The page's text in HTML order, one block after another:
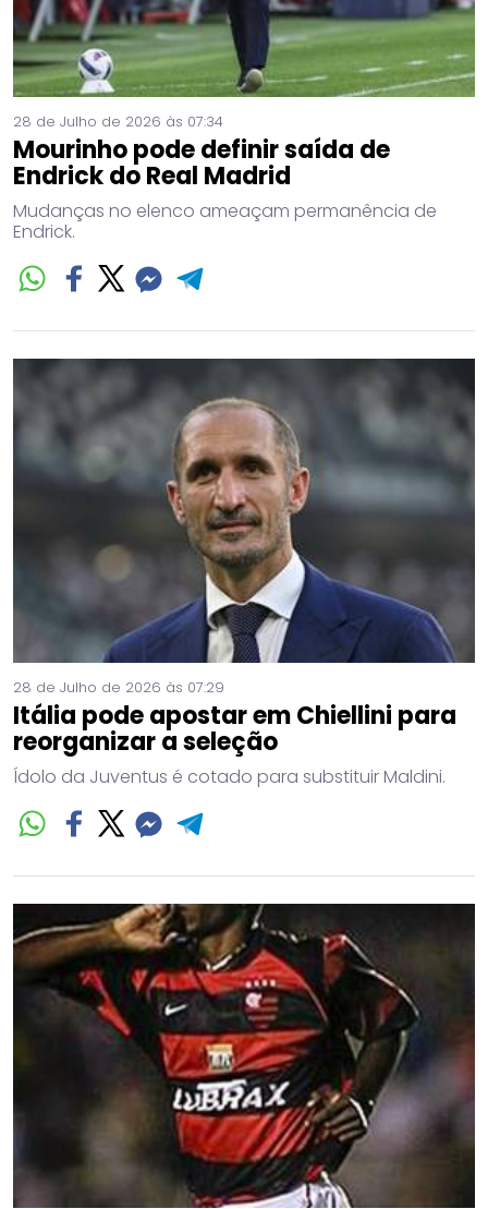
28 de Julho de 2026 às 07:34
Mourinho pode definir saída de
Endrick do Real Madrid
Mudanças no elenco ameaçam permanência de
Endrick.
28 de Julho de 2026 às 07:29
Itália pode apostar em Chiellini para
reorganizar a seleção
Ídolo da Juventus é cotado para substituir Maldini.